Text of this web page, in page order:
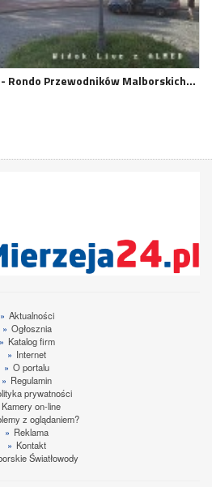
- Rondo Przewodników Malborskich…
» Aktualności
» Ogłosznia
» Katalog firm
» Internet
» O portalu
» Regulamin
prywatności
Kamery on-line
z oglądaniem?
» Reklama
» Kontakt
Światłowody